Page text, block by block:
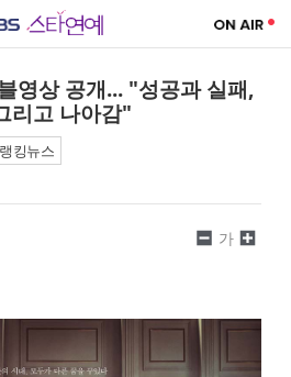
영상 공개... "성공과 실패,
리고 나아감"
랭킹뉴스
가